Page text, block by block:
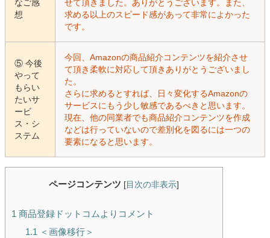
なご感
想
せて頂きました。ありがとうございます。また、
求める以上のスピード感があって非常によかった
です。
⑤ 今後
やって
もらい
たいサ
ービ
ス・シ
ステム
今回、Amazonの商品紹介コンテンツを紹介させ
て頂き柔軟に対応して頂きありがとうございまし
た。
さらに求めるとすれば、日々変化するAmazonの
サービスにもう少し敏感であるべきと思います。
現在、他の同業者でも商品紹介コンテンツを作成
などは行っていないので差別化を図るには一つの
要素になると思います。
ページコンテンツ [ 目次の非表示]
1 商品登録ドットコムよりコメント
1.1 ＜画像移行＞